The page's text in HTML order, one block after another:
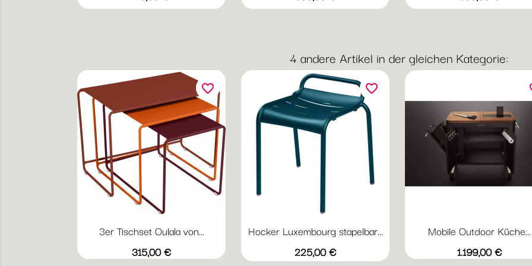
4 andere Artikel in der gleichen Kategorie:
3er Tischset Oulala von...
Preis
315,00 €
favorite_border
Hocker Luxembourg stapelbar...
Preis
225,00 €
Vorschau
AbyssblauAcapulcoblau
Anthrazit
Chili Gewittergrau
favorite_border
Mobile Outdoor Küche...
Preis
1.199,00 €